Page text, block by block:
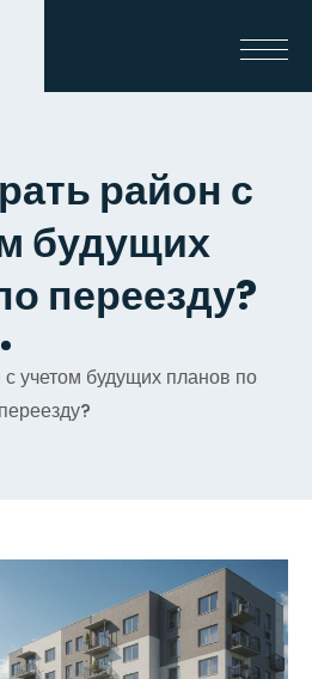
район с
будущих
переезду?
учетом будущих планов по
переезду?